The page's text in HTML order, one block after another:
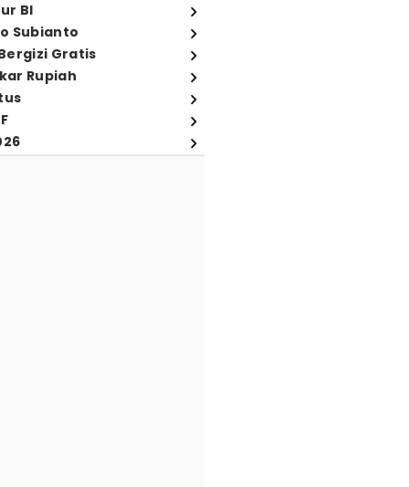
BI
Subianto
Gratis
Rupiah